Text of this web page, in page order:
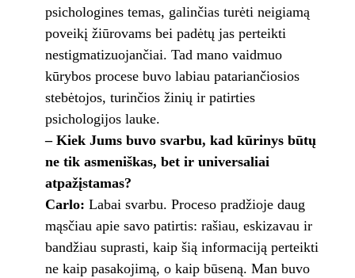
psichologines temas, galinčias turėti neigiamą
poveikį žiūrovams bei padėtų jas perteikti
nestigmatizuojančiai. Tad mano vaidmuo
kūrybos procese buvo labiau patariančiosios
stebėtojos, turinčios žinių ir patirties
psichologijos lauke.
– Kiek Jums buvo svarbu, kad kūrinys būtų
ne tik asmeniškas, bet ir universaliai
atpažįstamas?
Carlo: Labai svarbu. Proceso pradžioje daug
mąsčiau apie savo patirtis: rašiau, eskizavau ir
bandžiau suprasti, kaip šią informaciją perteikti
ne kaip pasakojimą, o kaip būseną. Man buvo